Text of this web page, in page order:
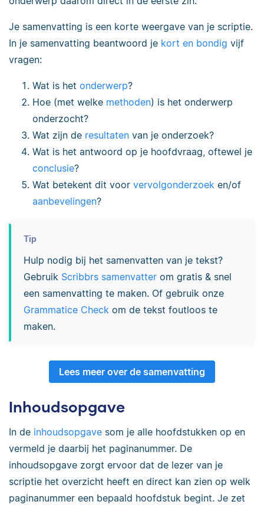
Je samenvatting is een korte weergave van je scriptie.
In je samenvatting beantwoord je kort en bondig vijf
vragen:
Wat is het onderwerp?
Hoe (met welke methoden) is het onderwerp
onderzocht?
Wat zijn de resultaten van je onderzoek?
Wat is het antwoord op je hoofdvraag, oftewel je
conclusie?
Wat betekent dit voor vervolgonderzoek en/of
aanbevelingen?
Tip
Hulp nodig bij het samenvatten van je tekst?
Gebruik Scribbrs samenvatter om gratis & snel
een samenvatting te maken. Of gebruik onze
Grammatice Check om de tekst foutloos te
maken.
Lees meer over de samenvatting
Inhoudsopgave
In de inhoudsopgave som je alle hoofdstukken op en
vermeld je daarbij het paginanummer. De
inhoudsopgave zorgt ervoor dat de lezer van je
scriptie het overzicht heeft en direct kan zien op welk
paginanummer een bepaald hoofdstuk begint. Je zet